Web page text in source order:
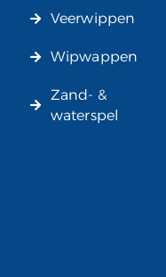
Veerwippen
Wipwappen
Zand- &
waterspel